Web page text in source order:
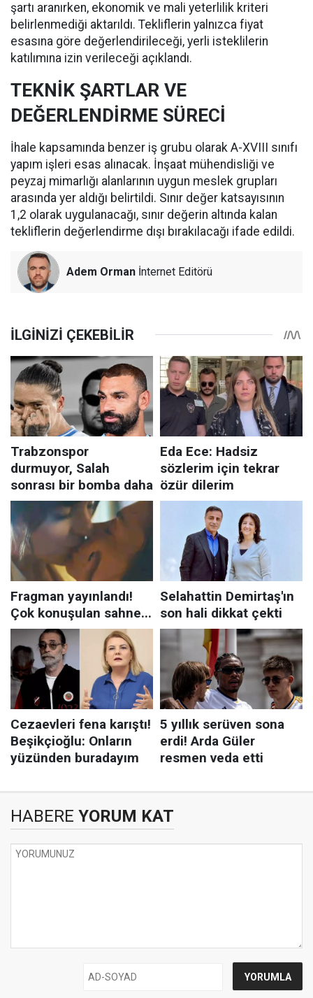
şartı aranırken, ekonomik ve mali yeterlilik kriteri
belirlenmediği aktarıldı. Tekliflerin yalnızca fiyat
esasına göre değerlendirileceği, yerli isteklilerin
katılımına izin verileceği açıklandı.
TEKNİK ŞARTLAR VE
DEĞERLENDİRME SÜRECİ
İhale kapsamında benzer iş grubu olarak A-XVIII sınıfı
yapım işleri esas alınacak. İnşaat mühendisliği ve
peyzaj mimarlığı alanlarının uygun meslek grupları
arasında yer aldığı belirtildi. Sınır değer katsayısının
1,2 olarak uygulanacağı, sınır değerin altında kalan
tekliflerin değerlendirme dışı bırakılacağı ifade edildi.
Adem Orman İnternet Editörü
HABERE YORUM KAT